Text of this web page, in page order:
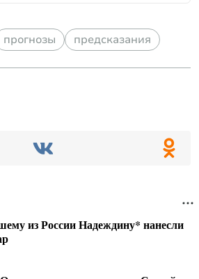
прогнозы предсказания
из России Надеждину* нанесли